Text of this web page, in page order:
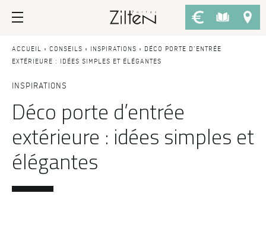
Nos portes d’entrée
PAR TYPE
Porte d’entrée
Porte de service
Porte grand trafic
Porte d'entrée sur-mesure
PAR STYLE
Conseils
LE CHOIX
Savoir-faire
Design
Inspirations
LES ATOUTS
Performances
ACCUEIL » CONSEILS » INSPIRATIONS » DÉCO PORTE D’ENTRÉE
EXTÉRIEURE : IDÉES SIMPLES ET ÉLÉGANTES
INSPIRATIONS
Déco porte d’entrée
extérieure : idées simples et
élégantes